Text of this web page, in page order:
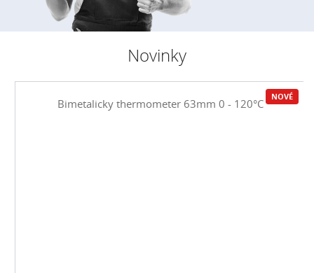
Novinky
NOVÉ